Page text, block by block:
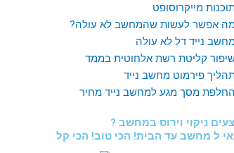
מייקרוסופט
אפשר לעשות שהמחשב לא עולה?
נייד דל לא עולה
קליטת רשת אלחוטית בממד
פירמוט מחשב נייד
החלפת מסך מגע למחשב נייד מחיר
ניקוי וירוס במחשב ?
ל מחשב עד הבית! הכי טוב! הכי קל